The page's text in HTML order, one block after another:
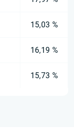
15,03 %
16,19 %
15,73 %